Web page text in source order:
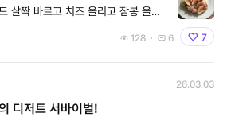
살짝 바르고 치즈 올리고 잠봉 올리
128 6 7
26.03.03
디저트 서바이벌!